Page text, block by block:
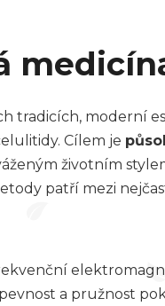
tradicích, moderní
Cílem je
životním
patří mezi
a pružnost